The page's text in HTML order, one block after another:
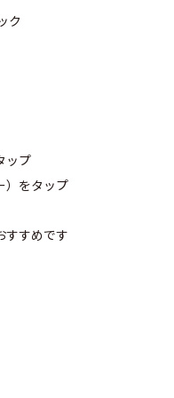
ク
ップ
）をタップ
すすめです